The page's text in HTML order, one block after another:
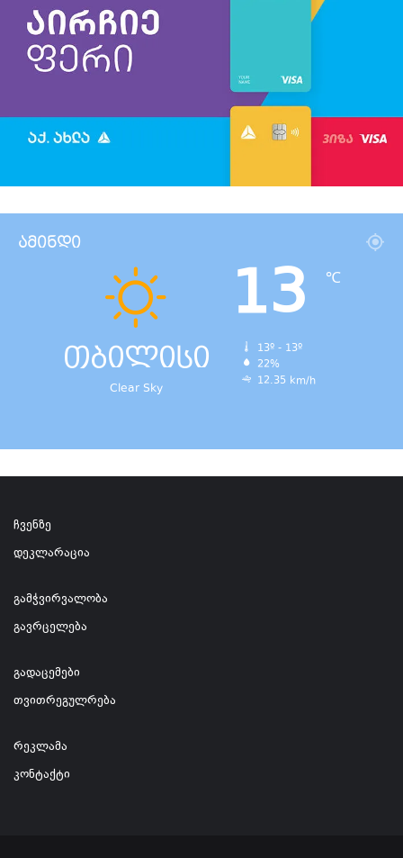
ამინდი
თბილისი
Clear Sky
13 ℃
13º - 13º
22%
12.35 km/h
ჩვენზე
დეკლარაცია
გამჭვირვალობა
გავრცელება
გადაცემები
თვითრეგულრება
რეკლამა
კონტაქტი